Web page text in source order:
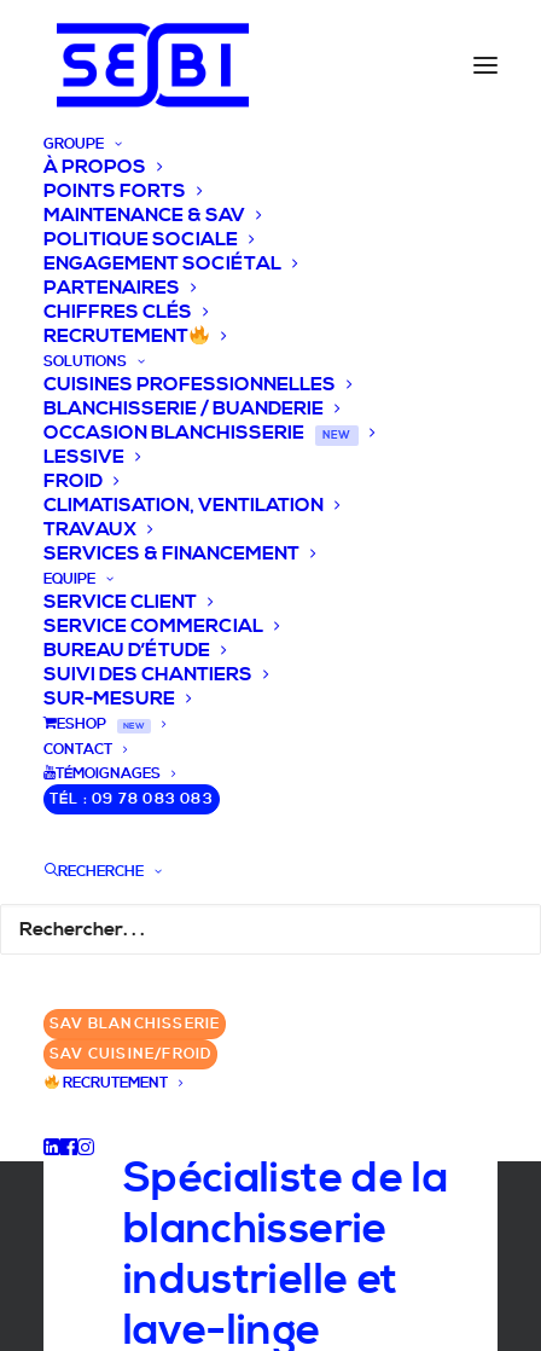
GROUPE
À PROPOS
POINTS FORTS
MAINTENANCE & SAV
POLITIQUE SOCIALE
ENGAGEMENT SOCIÉTAL
PARTENAIRES
CHIFFRES CLÉS
RECRUTEMENT
SOLUTIONS
CUISINES PROFESSIONNELLES
BLANCHISSERIE / BUANDERIE
OCCASION BLANCHISSERIE
NEW
LESSIVE
FROID
CLIMATISATION, VENTILATION
TRAVAUX
SERVICES & FINANCEMENT
EQUIPE
SERVICE CLIENT
SERVICE COMMERCIAL
BUREAU D’ÉTUDE
SUIVI DES CHANTIERS
SUR-MESURE
ESHOP NEW
CONTACT
TÉMOIGNAGES
TÉL : 09 78 083 083
RECHERCHE
SAV BLANCHISSERIE
SAV CUISINE/FROID
RECRUTEMENT
DEVIS / CONSEILS /
QUESTIONS
votre projet de blanchisserie intégrée!
✆ 09 78 083 083
Spécialiste de la
blanchisserie
industrielle et
lave-linge